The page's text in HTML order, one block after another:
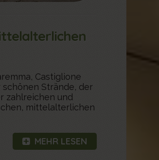
Castiglione
Strände, der
zahlreichen und
mittelalterlichen
MEHR LESEN